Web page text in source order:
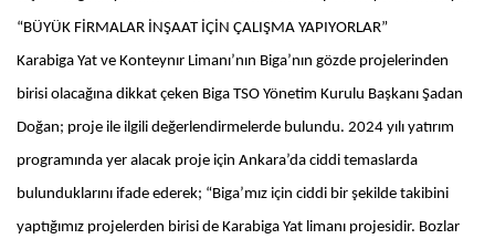
“BÜYÜK FİRMALAR İNŞAAT İÇİN ÇALIŞMA YAPIYORLAR”
Karabiga Yat ve Konteynır Limanı’nın Biga’nın gözde projelerinden
birisi olacağına dikkat çeken Biga TSO Yönetim Kurulu Başkanı Şadan
Doğan; proje ile ilgili değerlendirmelerde bulundu. 2024 yılı yatırım
programında yer alacak proje için Ankara’da ciddi temaslarda
bulunduklarını ifade ederek; “Biga’mız için ciddi bir şekilde takibini
yaptığımız projelerden birisi de Karabiga Yat limanı projesidir. Bozlar